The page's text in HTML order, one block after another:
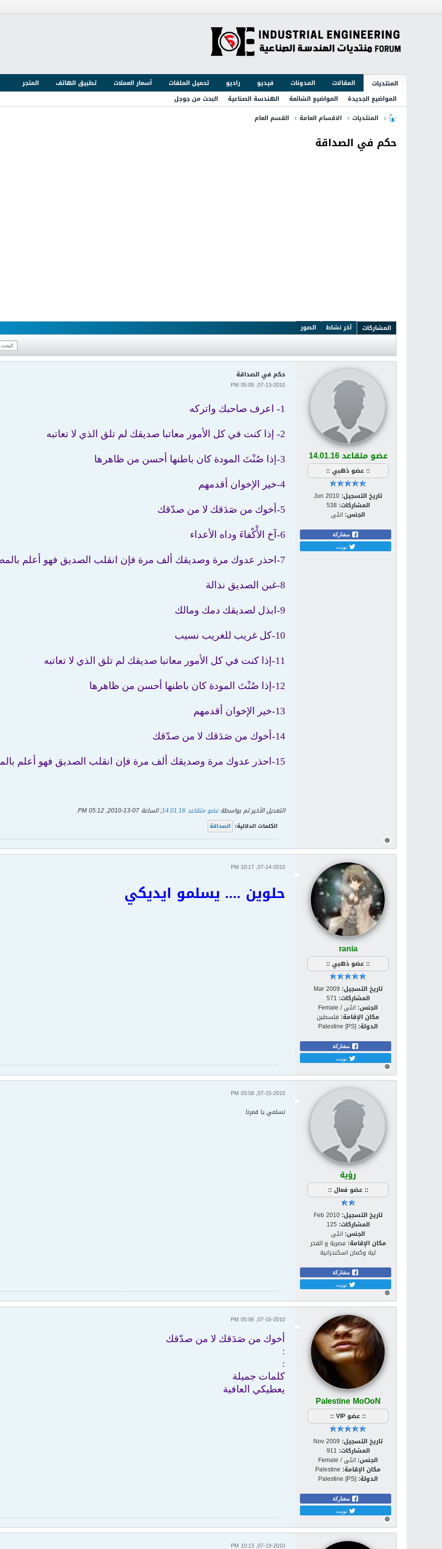
المنتديات المقالات المدونات فيديو راديو تحميل الملفات أسعار العملات تطبيق الهاتف
المتجر
المواضيع الجديدة
المواضيع الشائعة الهندسة الصناعية
البحث من جوجل
المنتديات
الاقسام العامة القسم العام
حكم في الصداقة
المشاركات آخر نشاط الصور
عضو متقاعد 14.01.16
:: عضو ذهبي ::
تاريخ التسجيل: Jun 2010
المشاركات: 538
الجنس: انثى
مشاركة
تويت
حكم في الصداقة
07-13-2010, 05:05 PM
1- اعرف صاحبك واتركه
2- إذا كنت في كل الأمور معاتبا صديقك لم تلق الذي لا تعاتبه
3-إذا صُنْتَ المودة كان باطنها أحسن من ظاهرها
4-خير الإخوان أقدمهم
5-أخوك من صَدَقك لا من صدّقك
6-آخ الأْكْفاءَ وداه الأعداء
7-احذر عدوك مرة وصديقك ألف مرة فإن انقلب الصديق فهو أعلم بالمضرة
8-غبن الصديق نذالة
9-ابذل لصديقك دمك ومالك
10-كل غريب للغريب نسيب
11-إذا كنت في كل الأمور معاتبا صديقك لم تلق الذي لا تعاتبه
12-إذا صُنْتَ المودة كان باطنها أحسن من ظاهرها
13-خير الإخوان أقدمهم
14-أخوك من صَدَقك لا من صدّقك
15-احذر عدوك مرة وصديقك ألف مرة فإن انقلب الصديق فهو أعلم بالمضرة
التعديل الأخير تم بواسطةعضو متقاعد 14.01.16 ; الساعة 07-13-2010, 05:12 PM
.
الكلمات الدلالية: الصداقة
rania
:: عضو ذهبي ::
تاريخ التسجيل: Mar 2009
المشاركات: 571
الجنس: انثى / Female
مكان الإقامة: فلسطين
الدولة: Palestine [PS]
مشاركة
تويت
07-14-2010, 10:17 PM
حلوين .... يسلمو ايديكي
رؤية
:: عضو فعال ::
تاريخ التسجيل: Feb 2010
المشاركات: 125
الجنس: انثى
مكان الإقامة: مصرية و الفخر
لية وكمان اسكندرانية
مشاركة
تويت
07-15-2010, 03:58 PM
تسلمي يا قمرنا
Palestine MoOoN
:: عضو VIP ::
تاريخ التسجيل: Nov 2009
المشاركات: 911
الجنس: انثى / Female
مكان الإقامة: Palestine
الدولة: Palestine [PS]
مشاركة
تويت
07-16-2010, 05:06 PM
أخوك من صَدَقك لا من صدّقك
:
:
كلمات جميلة
يعطيكي العافية
07-19-2010, 10:13 PM